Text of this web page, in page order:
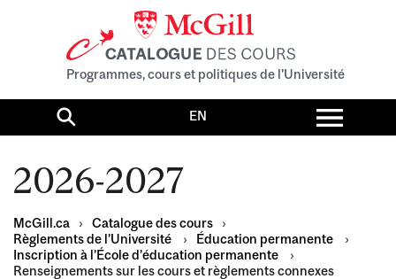
Programmes, cours et politiques de l'Université
Search EN menu
2026-2027
McGill.ca › Catalogue des cours
›
Règlements de l’Université
› Éducation permanente
›
Inscription à l’École d’éducation permanente
›
Renseignements sur les cours et règlements connexes